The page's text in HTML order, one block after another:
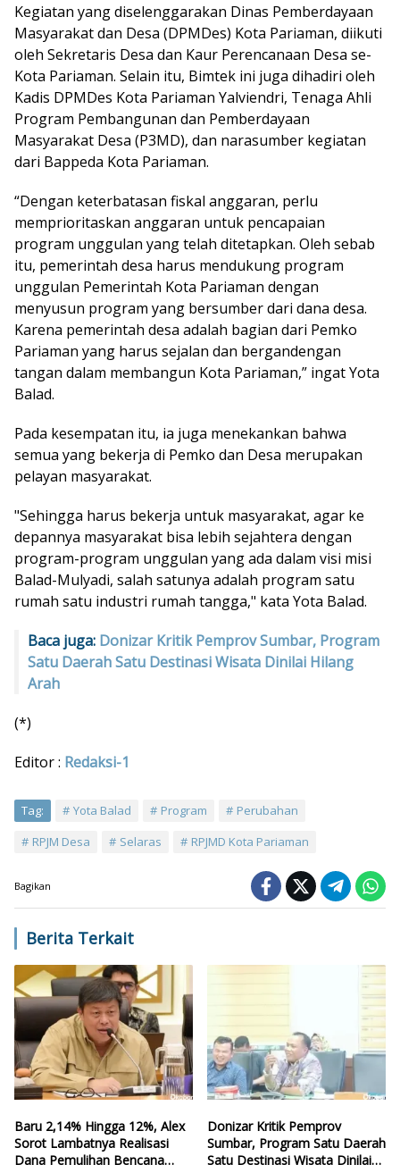
Kegiatan yang diselenggarakan Dinas Pemberdayaan
Masyarakat dan Desa (DPMDes) Kota Pariaman, diikuti
oleh Sekretaris Desa dan Kaur Perencanaan Desa se-
Kota Pariaman. Selain itu, Bimtek ini juga dihadiri oleh
Kadis DPMDes Kota Pariaman Yalviendri, Tenaga Ahli
Program Pembangunan dan Pemberdayaan
Masyarakat Desa (P3MD), dan narasumber kegiatan
dari Bappeda Kota Pariaman.
“Dengan keterbatasan fiskal anggaran, perlu
memprioritaskan anggaran untuk pencapaian
program unggulan yang telah ditetapkan. Oleh sebab
itu, pemerintah desa harus mendukung program
unggulan Pemerintah Kota Pariaman dengan
menyusun program yang bersumber dari dana desa.
Karena pemerintah desa adalah bagian dari Pemko
Pariaman yang harus sejalan dan bergandengan
tangan dalam membangun Kota Pariaman,” ingat Yota
Balad.
Pada kesempatan itu, ia juga menekankan bahwa
semua yang bekerja di Pemko dan Desa merupakan
pelayan masyarakat.
"Sehingga harus bekerja untuk masyarakat, agar ke
depannya masyarakat bisa lebih sejahtera dengan
program-program unggulan yang ada dalam visi misi
Balad-Mulyadi, salah satunya adalah program satu
rumah satu industri rumah tangga," kata Yota Balad.
Baca juga: Donizar Kritik Pemprov Sumbar, Program
Satu Daerah Satu Destinasi Wisata Dinilai Hilang
Arah
(*)
Editor : Redaksi-1
Tag: Yota Balad Program
Perubahan
RPJM Desa
Selaras RPJMD Kota Pariaman
Bagikan
Berita Terkait
Baru 2,14% Hingga 12%, Alex
Sorot Lambatnya Realisasi
Dana Pemulihan Bencana
Donizar Kritik Pemprov
Sumbar, Program Satu Daerah
Satu Destinasi Wisata Dinilai